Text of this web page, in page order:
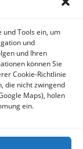
und Tools ein, um
und
und Ihren
können Sie
Cookie-Richtlinie
die nicht zwingend
Maps), holen
ein.